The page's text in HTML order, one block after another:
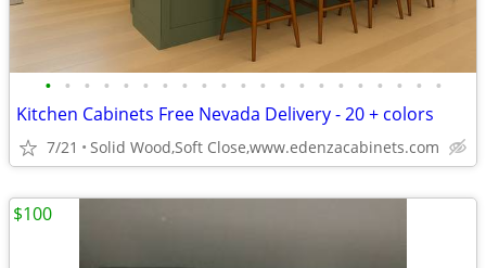
• • • • • • • • • • • • • • • • • • • • •
Kitchen Cabinets Free Nevada Delivery - 20 + colors
7/21 Solid Wood,Soft Close,www.edenzacabinets.com
$100